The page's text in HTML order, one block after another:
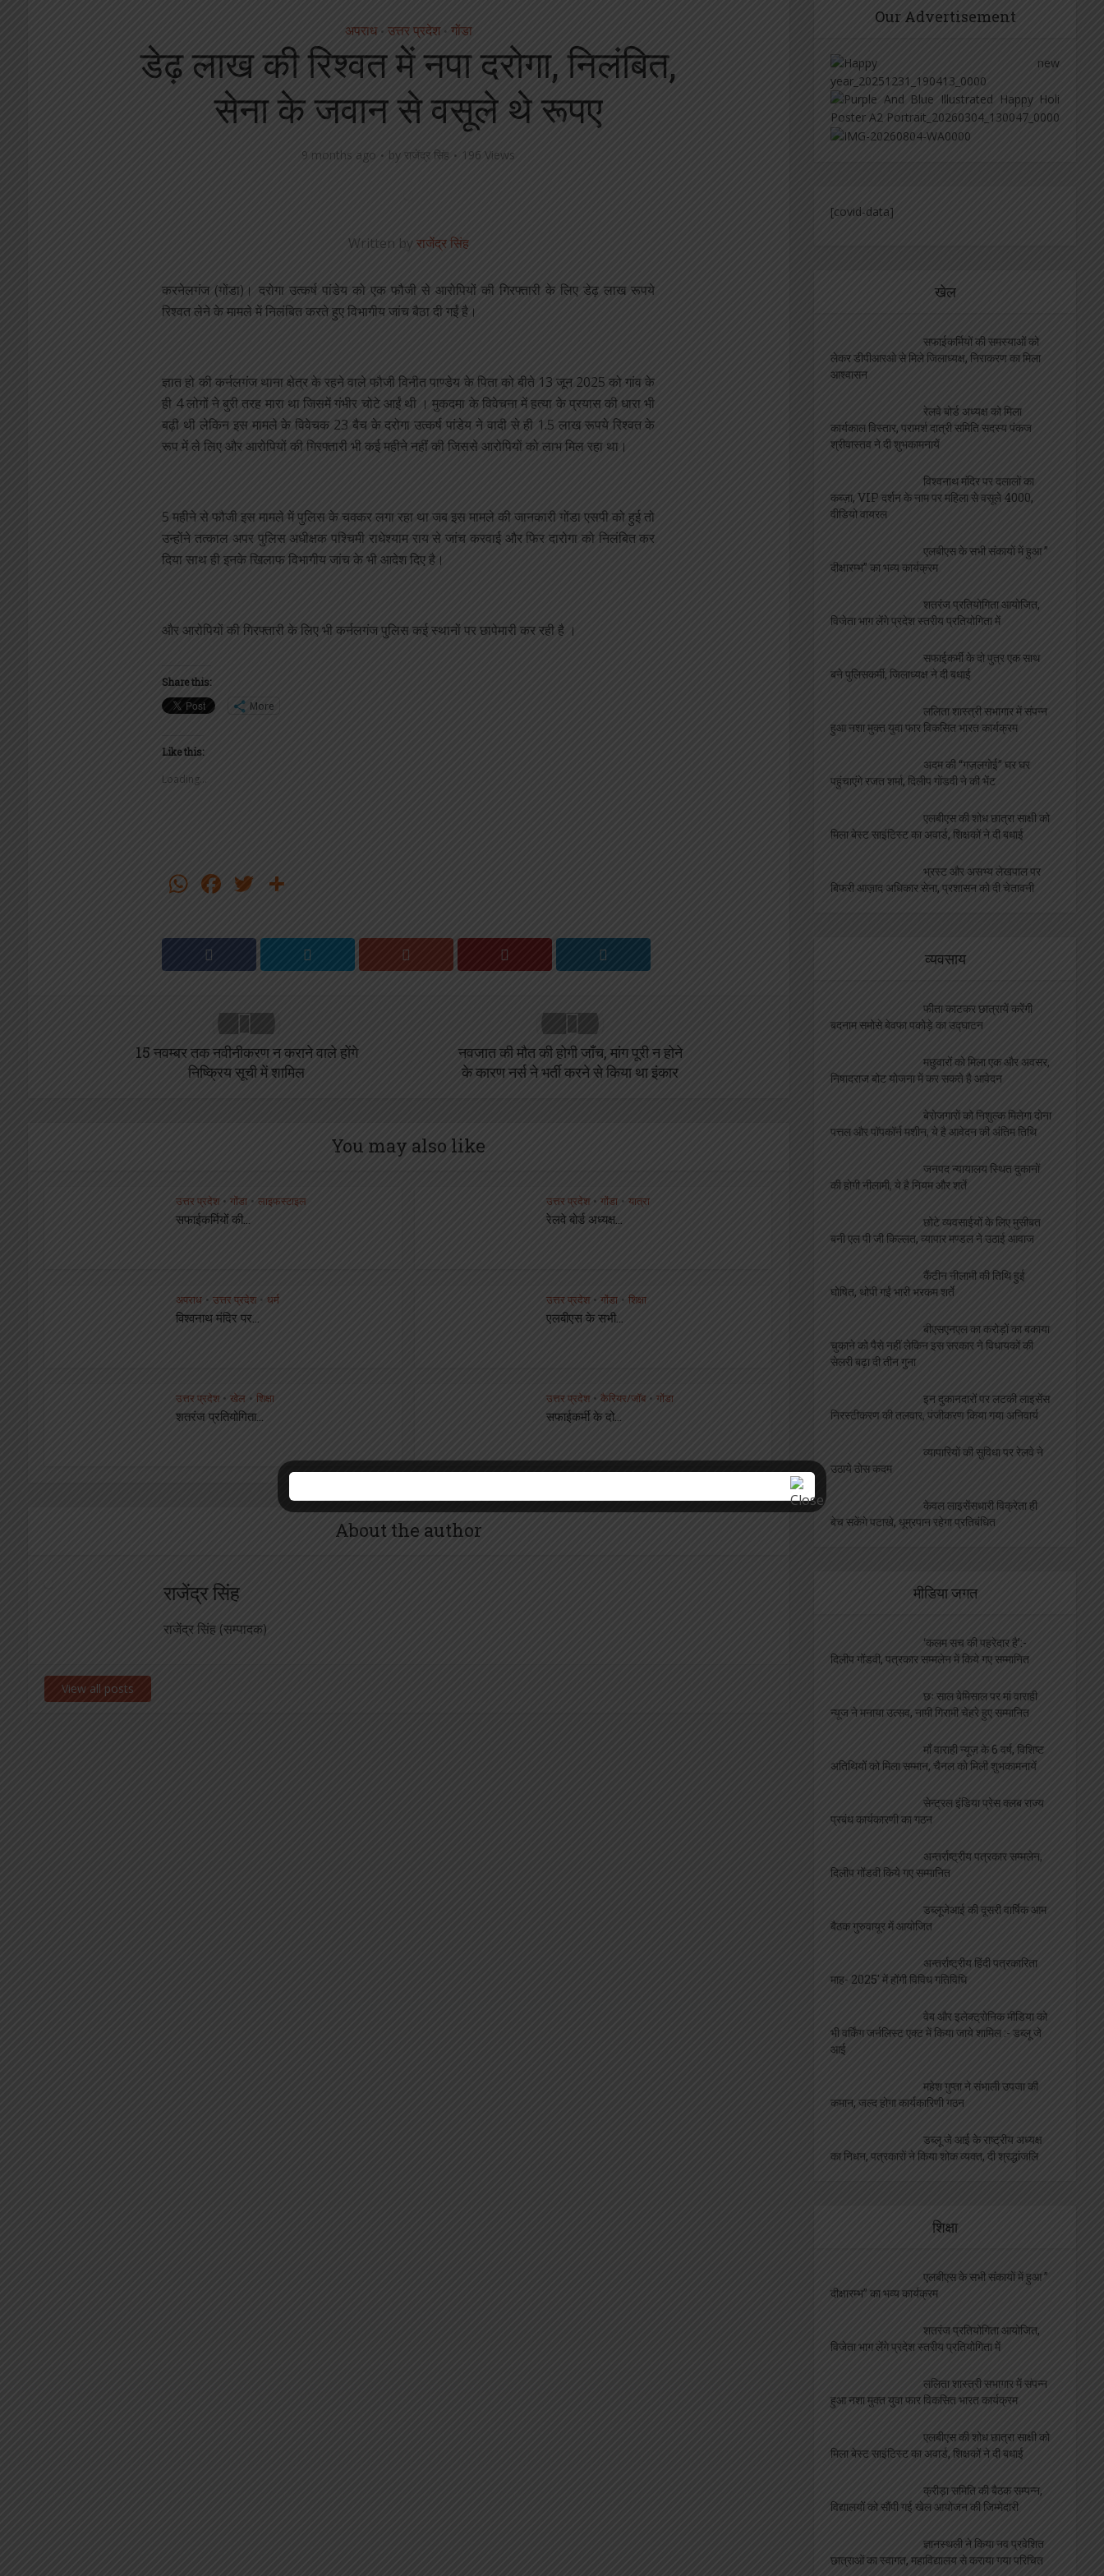
अपराध • उत्तर प्रदेश • गोंडा
डेढ़ लाख की रिश्वत में नपा दरोगा, निलंबित,
सेना के जवान से वसूले थे रूपए
9 months ago byराजेंद्र सिंह 196 Views
Written byराजेंद्र सिंह
करनेलगंज (गोंडा)। दरोगा उत्कर्ष पांडेय को एक फौजी से आरोपियों की गिरफ्तारी के लिए डेढ़ लाख रूपये
रिश्वत लेने के मामले में निलंबित करते हुए विभागीय जांच बैठा दी गईं है।
ज्ञात हो की कर्नलगंज थाना क्षेत्र के रहने वाले फौजी विनीत पाण्डेय के पिता को बीते 13 जून 2025 को गांव के
ही 4 लोगों ने बुरी तरह मारा था जिसमें गंभीर चोटे आईं थी । मुकदमा के विवेचना में हत्या के प्रयास की धारा भी
बढ़ी थी लेकिन इस मामले के विवेचक 23 बैच के दरोगा उत्कर्ष पांडेय ने वादी से ही 1.5 लाख रूपये रिश्वत के
रूप में ले लिए और आरोपियों की गिरफ्तारी भी कई महीने नहीं की जिससे आरोपियों को लाभ मिल रहा था।
5 महीने से फौजी इस मामले में पुलिस के चक्कर लगा रहा था जब इस मामले की जानकारी गोंडा एसपी को हुई तो
उन्होंने तत्काल अपर पुलिस अधीक्षक पश्चिमी राधेश्याम राय से जांच करवाई और फिर दारोगा को निलंबित कर
दिया साथ ही इनके खिलाफ विभागीय जांच के भी आदेश दिए है।
और आरोपियों की गिरफ्तारी के लिए भी कर्नलगंज पुलिस कई स्थानों पर छापेमारी कर रही है ।
Share this:
More
Like this:
Loading...
WhatsApp
Facebook
Twitter
15 नवम्बर तक नवीनीकरण न कराने वाले होंगे
निष्क्रिय सूची में शामिल
नवजात की मौत की होगी जाँच, मांग पूरी न होने
के कारण नर्स ने भर्ती करने से किया था इंकार
You may also like
उत्तर प्रदेश • गोंडा • लाइफस्टाइल
सफाईकर्मियों की...
उत्तर प्रदेश • गोंडा • यात्रा
रेलवे बोर्ड अध्यक्ष...
अपराध • उत्तर प्रदेश • धर्म
विश्वनाथ मंदिर पर...
उत्तर प्रदेश • गोंडा • शिक्षा
एलबीएस के सभी...
उत्तर प्रदेश • खेल • शिक्षा
शतरंज प्रतियोगिता...
उत्तर प्रदेश • कैरियर/जॉब • गोंडा
सफाईकर्मी के दो...
About the author
राजेंद्र सिंह
राजेंद्र सिंह (सम्पादक)
View all posts
Our Advertisement
[covid-data]
खेल
सफाईकर्मियों की समस्याओं को
लेकर डीपीआरओ से मिले जिलाध्यक्ष, निराकरण का मिला
आश्वासन
रेलवे बोर्ड अध्यक्ष को मिला
कार्यकाल विस्तार, परामर्श दात्री समिति सदस्य पंकज
श्रीवास्तव ने दी शुभकामनायें
विश्वनाथ मंदिर पर दलालों का
कब्ज़ा, VIP दर्शन के नाम पर महिला से वसूले 4000,
वीडियो वायरल
एलबीएस के सभी संकायों में हुआ ”
दीक्षारम्भ” का भव्य कार्यक्रम
शतरंज प्रतियोगिता आयोजित,
विजेता भाग लेंगे प्रदेश स्तरीय प्रतियोगिता में
सफाईकर्मी के दो पुत्र एक साथ
बने पुलिसकर्मी, जिलाध्यक्ष ने दी बधाई
ललिता शास्त्री सभागार में संपन्न
हुआ नशा मुक्त युवा फार विकसित भारत कार्यक्रम
अदम की “गज़लगोई” घर घर
पहुंचाएंगे रजत शर्मा, दिलीप गोंडवी ने की भेंट
एलबीएस की शोध छात्रा साक्षी को
मिला बेस्ट साइंटिस्ट का अवार्ड, शिक्षकों ने दी बधाई
भ्रस्ट और असभ्य लेखपाल पर
बिफरी आज़ाद अधिकार सेना, प्रशासन को दी चेतावनी
व्यवसाय
फीता काटकर छात्रायें करेंगी
बदनाम समोसे बेवफा पकोड़े का उद्घाटन
मछुवारों को मिला एक और अवसर,
निषादराज बोट योजना में कर सकते है आवेदन
बेरोजगारों को निशुल्क मिलेगा दोना
पत्तल और पॉपकॉर्न मशीन, ये है आवेदन की अंतिम तिथि
जनपद न्यायालय स्थित दुकानों
की होगी नीलामी, ये है नियम और शर्ते
छोटे व्यवसाईयों के लिए मुसीबत
बनी एल पी जी किल्लत, व्यापार मण्डल ने उठाई आवाज
कैंटीन नीलामी की तिथि हुई
घोषित, थोपी गईं भारी भरकम शर्ते
बीएसएनएल का करोड़ों का बकाया
चुकाने को पैसे नहीं लेकिन इस सरकार ने विधायकों की
सेलरी बढ़ा दी तीन गुना
इन दुकानदारों पर लटकी लाइसेंस
निरस्टीकरण की तलवार, पंजीकरण किया गया अनिवार्य
व्यापारियों की सुविधा पर रेलवे ने
उठाये ठोस कदम
केवल लाइसेंसधारी विक्रेता ही
बेच सकेंगे पटाखे, धूम्रपान रहेगा प्रतिबंधित
मीडिया जगत
‘कलम सच की पहरेदार है’:-
दिलीप गोंडवी, पत्रकार सम्मलेन में किये गए सम्मानित
छः साल बेमिसाल पर मां वाराही
न्यूज ने मनाया उत्सव, नामी गिरामी चेहरे हुए सम्मानित
माँ वाराही न्यूज़ के 6 वर्ष, विशिष्ट
अतिथियों को मिला सम्मान, चैनल को मिली शुभकामनायें
सेन्ट्रल इंडिया प्रेस क्लब राज्य
प्रबंध कार्यकारणी का गठन
अन्तर्राष्ट्रीय पत्रकार सम्मलेन,
दिलीप गोंडवी किये गए सम्मानित
डब्लूजेआई की दूसरी वार्षिक आम
बैठक गुरुवायूर में आयोजित
अन्तर्राष्ट्रीय हिंदी पत्रकारिता
माह- 2025′ में होंगी विविध गतिविधि
वेब और इलेक्ट्रोनिक मीडिया को
भी वर्किंग जर्नलिस्ट एक्ट में किया जाये शामिल :- डब्लू जे
आई
महेश गुप्ता ने संभाली उपजा की
कमान, जल्द होगा कार्यकारिणी गठन
डब्लू जे आई के राष्ट्रीय अध्यक्ष
का निधन, पत्रकारों ने किया शोक व्यक्त, दी श्रद्धांजलि
शिक्षा
एलबीएस के सभी संकायों में हुआ ”
दीक्षारम्भ” का भव्य कार्यक्रम
शतरंज प्रतियोगिता आयोजित,
विजेता भाग लेंगे प्रदेश स्तरीय प्रतियोगिता में
ललिता शास्त्री सभागार में संपन्न
हुआ नशा मुक्त युवा फार विकसित भारत कार्यक्रम
एलबीएस की शोध छात्रा साक्षी को
मिला बेस्ट साइंटिस्ट का अवार्ड, शिक्षकों ने दी बधाई
क्रीड़ा समिति की बैठक सम्पन्न,
विद्यालयों को सौंपी गई खेल आयोजन की जिम्मेदारी
ज्ञानस्थली ने किया नव प्रवेशित
छात्राओं का स्वागत, महाविद्यालय से कराया गया परिचित